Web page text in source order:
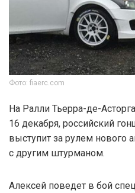
Фото: fiaerc.com
На Ралли Тьерра-де-
16 декабря, российский
выступит за рулем нового
с другим штурманом.
Алексей поведет в бой